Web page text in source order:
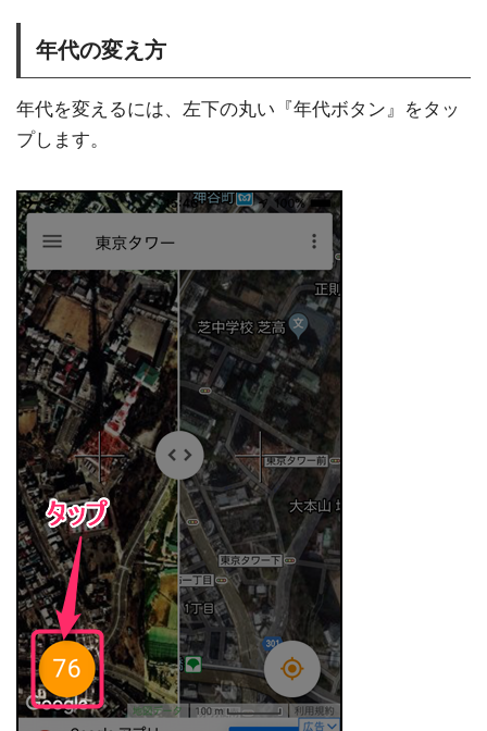
年代の変え方
年代を変えるには、左下の丸い『年代ボタン』をタッ
プします。